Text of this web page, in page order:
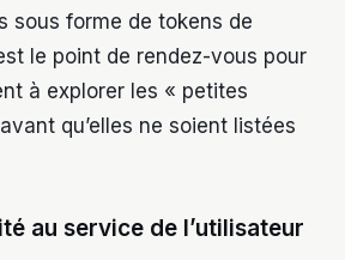
sous forme de tokens de
le point de rendez-vous pour
à explorer les « petites
qu’elles ne soient listées
au service de l’utilisateur